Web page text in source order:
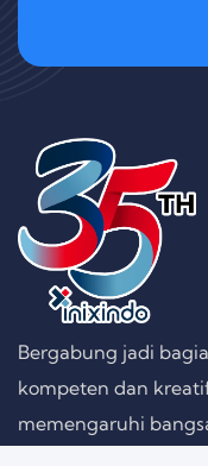
Bergabung jadi
kompeten dan
memengaruhi